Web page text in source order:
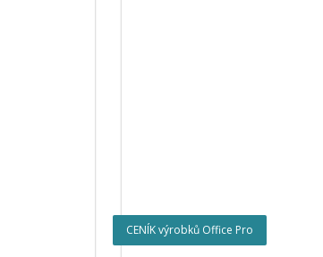
CENÍK výrobků Office Pro